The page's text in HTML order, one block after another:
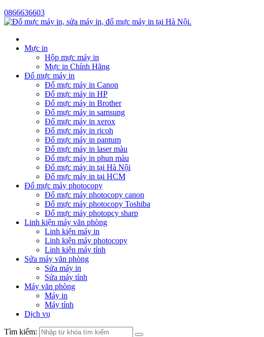
0866636603
Mực in
Hộp mực máy in
Mực in Chính Hãng
Đổ mực máy in
Đổ mực máy in Canon
Đổ mực máy in HP
Đổ mực máy in Brother
Đổ mực máy in samsung
Đổ mực máy in xerox
Đổ mực máy in ricoh
Đổ mực máy in pantum
Đổ mực máy in laser màu
Đổ mực máy in phun màu
Đổ mực máy in tại Hà Nội
Đổ mực máy in tại HCM
Đổ mực máy photocopy
Đổ mực máy photocopy canon
Đổ mực máy photocopy Toshiba
Đổ mực máy photopcy sharp
Linh kiện máy văn phòng
Linh kiện máy in
Linh kiện máy photocopy
Linh kiện máy tính
Sửa máy văn phòng
Sửa máy in
Sửa máy tính
Máy văn phòng
Máy in
Máy tính
Dịch vụ
Tìm kiếm: